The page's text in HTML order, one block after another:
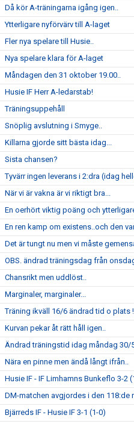
Då kör A-träningarna igång igen..
Ytterligare nyförvärv till A-laget
Fler nya spelare till Husie..
Nya spelare klara för A-laget
Måndagen den 31 oktober 19.00..
Husie IF Herr A-ledarstab!
Träningsuppehåll
Snöplig avslutning i Smyge..
Killarna gjorde sitt bästa idag...
Sista chansen?
Tyvärr ingen leverans i 2:dra (idag
När vi är vakna är vi riktigt bra...
En oerhört viktig poäng och
En ren kamp om existens..och den
Det är tungt nu men vi måste
OBS. ändrad träningsdag från
Chansrikt men uddlöst..
Marginaler, marginaler...
Träning ikväll 16/6 ändrad tid o plats
Kurvan pekar åt rätt håll igen..
Ändrad träningstid idag måndag 30/
Nära en pinne men ändå långt ifrån..
Husie IF - IF Limhamns Bunkeflo 3-2
DM-matchen avgjordes i den 118:de
Bjärreds IF - Husie IF 3-1 (1-0)